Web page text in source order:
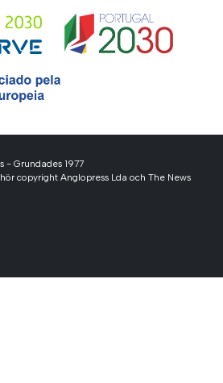
- Grundades 1977
copyright Anglopress Lda och The News